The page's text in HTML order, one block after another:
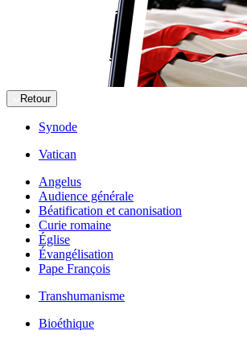
Retour
Synode
Vatican
Angelus
Audience générale
Béatification et canonisation
Curie romaine
Église
Évangélisation
Pape François
Transhumanisme
Bioéthique